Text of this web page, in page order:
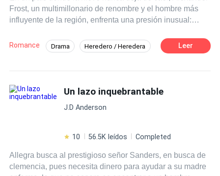
Frost, un multimillonario de renombre y el hombre más
influyente de la región, enfrenta una presión inusual:
para asegurar un acuerdo empresarial crucial que
consolidará su imperio. Alexander, acostumbrado a
visita a la pista de hielo más famosa de la ciudad, un
desafortunado choque lo lleva a caer al suelo junto a una
joven misteriosa. Los dos, enredados y cubiertos de
Ella, con un encanto natural y una sonrisa desarmante,
años. Sin embargo, lo que comienza como un encuentro
casual pronto se convierte en un conflicto inesperado.
Romance Drama Heredero / Heredera Leer
Un lazo inquebrantable
J.D Anderson
10 56.5K leídos Completed
Allegra busca al prestigioso señor Sanders, en busca de
clemencia, pues necesita dinero para ayudar a su madre